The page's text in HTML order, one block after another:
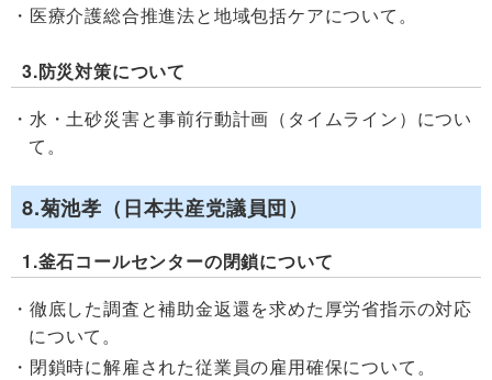
医療介護総合推進法と地域包括ケアについて。
3.防災対策について
水・土砂災害と事前行動計画（タイムライン）につい
て。
8.菊池孝（日本共産党議員団）
1.釜石コールセンターの閉鎖について
徹底した調査と補助金返還を求めた厚労省指示の対応
について。
閉鎖時に解雇された従業員の雇用確保について。